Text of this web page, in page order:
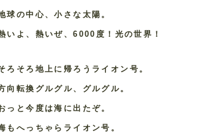
球の中心、小さな太陽。
いよ、熱いぜ、6000度！光の世界！
ろそろ地上に帰ろうライオン号。
向転換グルグル、グルグル。
っと今度は海に出たぞ。
もへっちゃらライオン号。